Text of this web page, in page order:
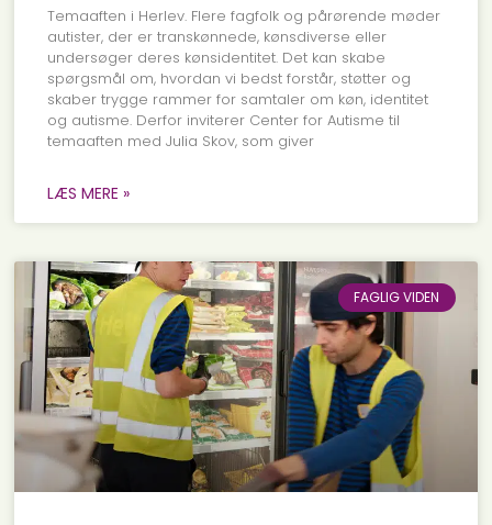
Temaaften i Herlev. Flere fagfolk og pårørende møder
autister, der er transkønnede, kønsdiverse eller
undersøger deres kønsidentitet. Det kan skabe
spørgsmål om, hvordan vi bedst forstår, støtter og
skaber trygge rammer for samtaler om køn, identitet
og autisme. Derfor inviterer Center for Autisme til
temaaften med Julia Skov, som giver
LÆS MERE »
FAGLIG VIDEN